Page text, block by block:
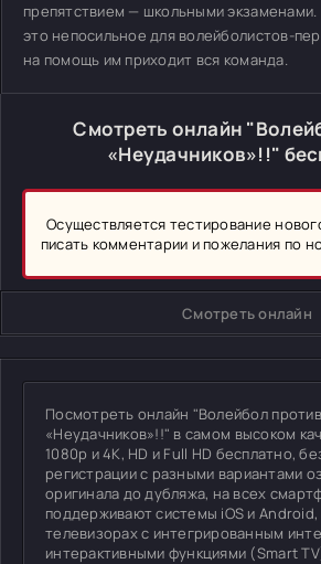
препятствием — школьными
это непосильное для волейболистов-
на помощь им приходит вся команда.
Смотреть онлайн
«Неудачников»!!"
Осуществляется тестирование
писать комментарии и пожелания по
Смотреть онлайн
Посмотреть онлайн "Волейбол против
«Неудачников»!!" в самом высоком
1080p и 4K, HD и Full HD бесплатно,
регистрации с разными вариантами
оригинала до дубляжа, на всех
поддерживают системы iOS и Android,
телевизорах с интегрированным
интерактивными функциями (Smart